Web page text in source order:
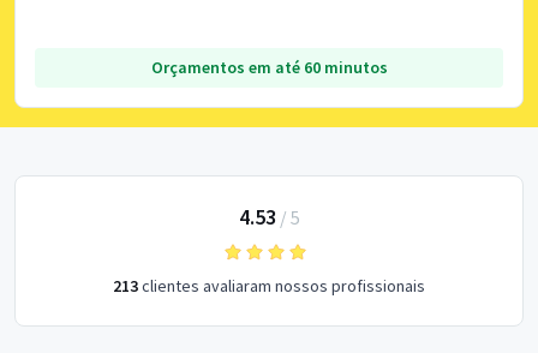
Orçamentos em até 60 minutos
4.53 / 5
213clientes avaliaram nossos profissionais